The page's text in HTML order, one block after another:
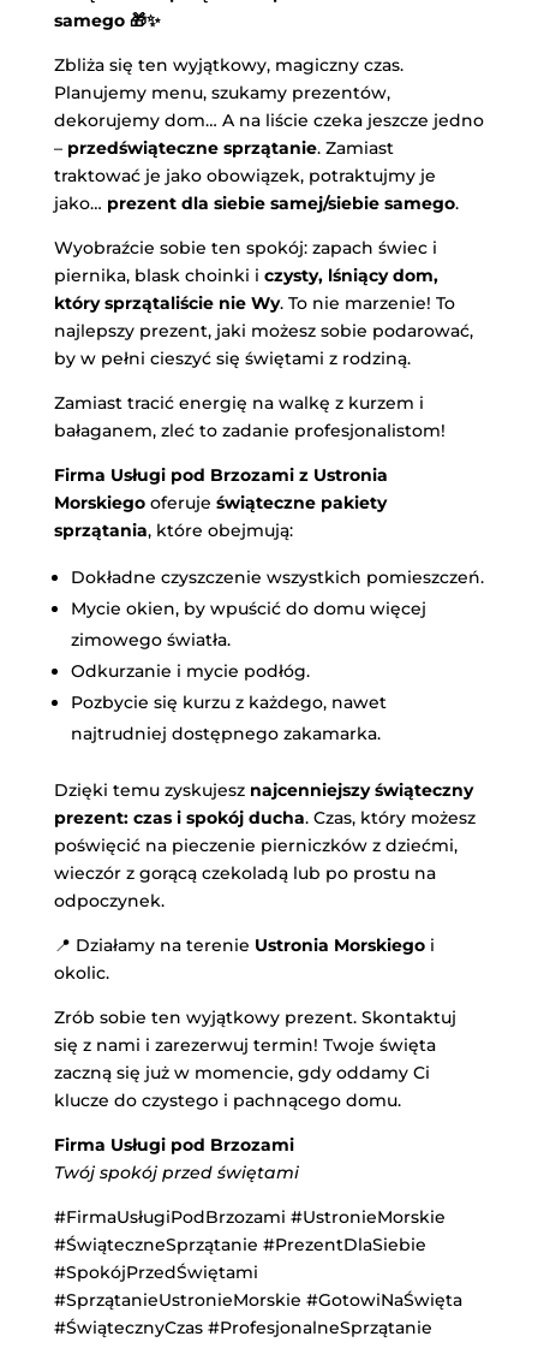
samego 🎁✨
Zbliża się ten wyjątkowy, magiczny czas.
Planujemy menu, szukamy prezentów,
dekorujemy dom… A na liście czeka jeszcze jedno
– przedświąteczne sprzątanie. Zamiast
traktować je jako obowiązek, potraktujmy je
jako… prezent dla siebie samej/siebie samego.
Wyobraźcie sobie ten spokój: zapach świec i
piernika, blask choinki i czysty, lśniący dom,
który sprzątaliście nie Wy. To nie marzenie! To
najlepszy prezent, jaki możesz sobie podarować,
by w pełni cieszyć się świętami z rodziną.
Zamiast tracić energię na walkę z kurzem i
bałaganem, zleć to zadanie profesjonalistom!
Firma Usługi pod Brzozami z Ustronia
Morskiegooferuje świąteczne pakiety
sprzątania, które obejmują:
Dokładne czyszczenie wszystkich pomieszczeń.
Mycie okien, by wpuścić do domu więcej
zimowego światła.
Odkurzanie i mycie podłóg.
Pozbycie się kurzu z każdego, nawet
najtrudniej dostępnego zakamarka.
Dzięki temu zyskujesz najcenniejszy świąteczny
prezent: czas i spokój ducha. Czas, który możesz
poświęcić na pieczenie pierniczków z dziećmi,
wieczór z gorącą czekoladą lub po prostu na
odpoczynek.
📍 Działamy na terenie Ustronia Morskiegoi
okolic.
Zrób sobie ten wyjątkowy prezent. Skontaktuj
się z nami i zarezerwuj termin! Twoje święta
zaczną się już w momencie, gdy oddamy Ci
klucze do czystego i pachnącego domu.
Firma Usługi pod Brzozami
Twój spokój przed świętami
#FirmaUsługiPodBrzozami #UstronieMorskie
#ŚwiąteczneSprzątanie #PrezentDlaSiebie
#SpokójPrzedŚwiętami
#SprzątanieUstronieMorskie #GotowiNaŚwięta
#ŚwiątecznyCzas #ProfesjonalneSprzątanie